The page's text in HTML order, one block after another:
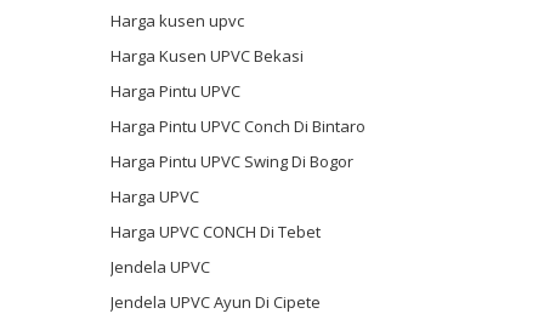
Harga kusen upvc
Harga Kusen UPVC Bekasi
Harga Pintu UPVC
Harga Pintu UPVC Conch Di Bintaro
Harga Pintu UPVC Swing Di Bogor
Harga UPVC
Harga UPVC CONCH Di Tebet
Jendela UPVC
Jendela UPVC Ayun Di Cipete